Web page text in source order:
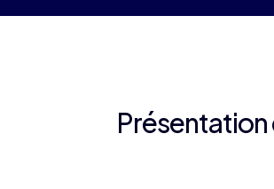
Présentation